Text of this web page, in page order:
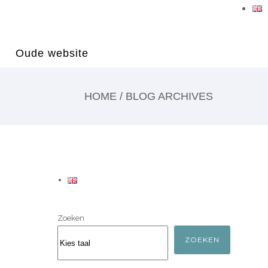
Oude website
HOME / BLOG ARCHIVES
Zoeken
ZOEKEN